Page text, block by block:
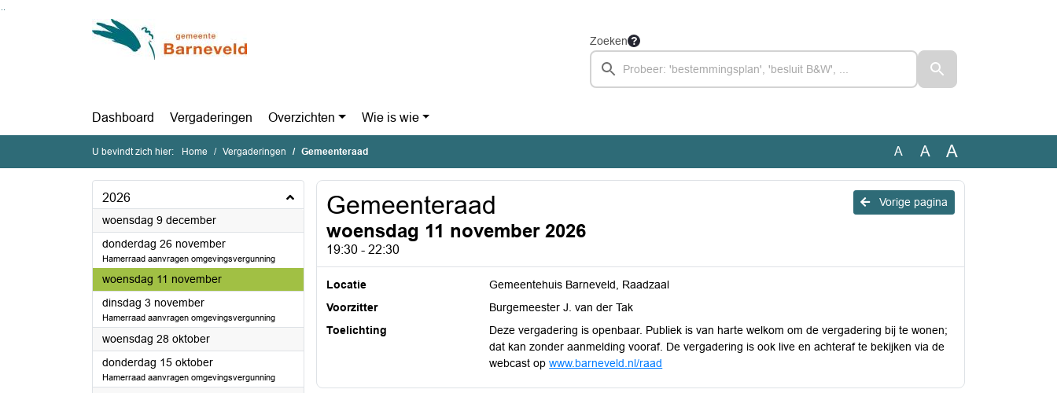
Ga naar de inhoud van deze pagina
Ga naar het zoeken
Zoeken
Dashboard Vergaderingen Overzichten Wie is wie
U bevindt zich hier: Home Vergaderingen Gemeenteraad A A A
2026
woensdag 9 december2026
donderdag 26 november2026
Hamerraad aanvragen omgevingsvergunning
woensdag 11 november2026
dinsdag 3 november2026
Hamerraad aanvragen omgevingsvergunning
woensdag 28 oktober2026
donderdag 15 oktober2026
Hamerraad aanvragen omgevingsvergunning
Vorige pagina
Gemeenteraad
woensdag 11 november 2026
19:30 - 22:30
Locatie
Gemeentehuis Barneveld, Raadzaal
Voorzitter
Burgemeester J. van der Tak
Toelichting
Deze vergadering is openbaar. Publiek is van harte welkom om de vergadering bij te wonen;
dat kan zonder aanmelding vooraf. De vergadering is ook live en achteraf te bekijken via de
webcast opwww.barneveld.nl/raad